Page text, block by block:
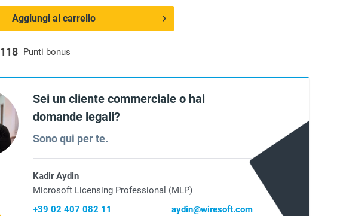
118 Punti bonus
Aggiungi al carrello
Sei un cliente commerciale o hai
domande legali?
Sono qui per te.
Kadir Aydin
Microsoft Licensing Professional (MLP)
+39 02 407 082 11
aydin@wiresoft.com